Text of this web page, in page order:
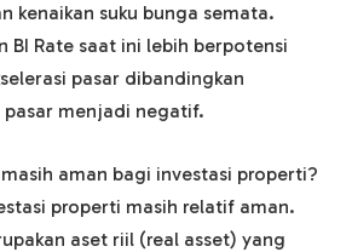
kenaikan suku bunga semata.
BI Rate saat ini lebih berpotensi
pasar dibandingkan
pasar menjadi negatif.
aman bagi investasi properti?
properti masih relatif aman.
aset riil (real asset) yang